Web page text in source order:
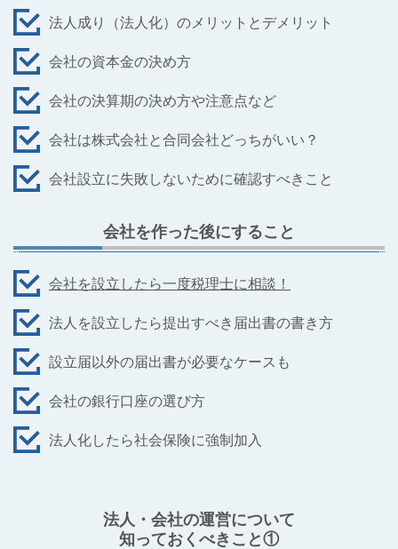
法人成り（法人化）のメリットとデメリット
会社の資本金の決め方
会社の決算期の決め方や注意点など
会社は株式会社と合同会社どっちがいい？
会社設立に失敗しないために確認すべきこと
会社を作った後にすること
会社を設立したら一度税理士に相談！
法人を設立したら提出すべき届出書の書き方
設立届以外の届出書が必要なケースも
会社の銀行口座の選び方
法人化したら社会保険に強制加入
法人・会社の運営について
知っておくべきこと①